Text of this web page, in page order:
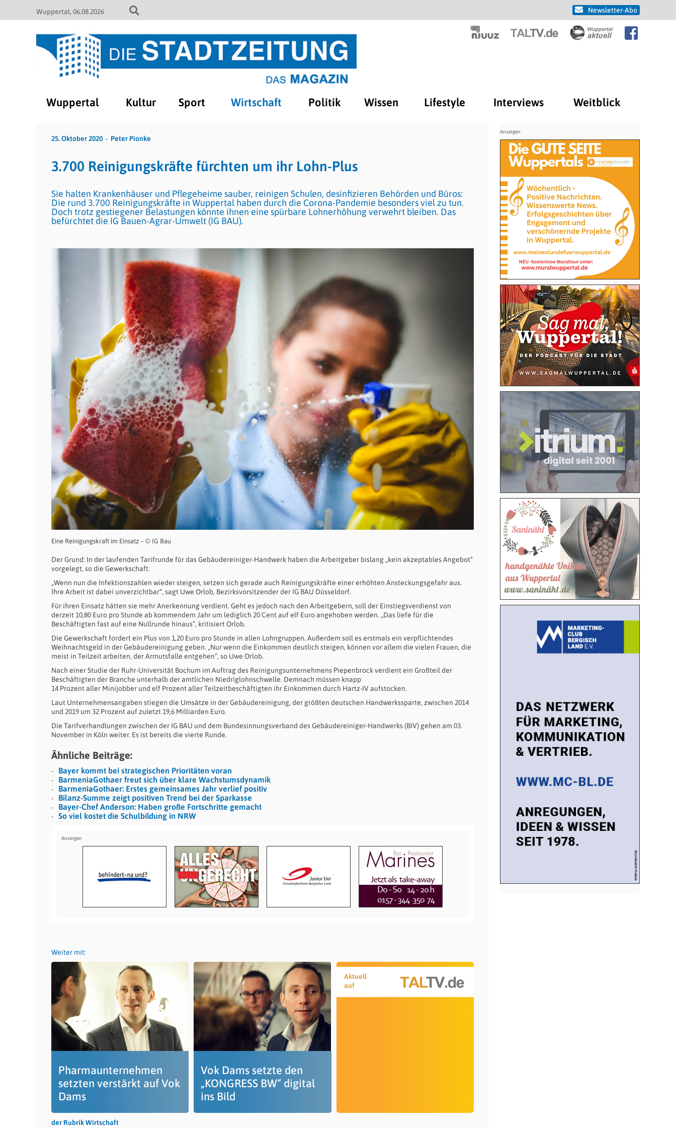
Wuppertal 06.08.2026 Newsletter-Abo
Wuppertal Kultur Sport Wirtschaft Politik Wissen Lifestyle Interviews Weitblick
25. Oktober 2020 Peter Pionke
3.700 Reinigungskräfte fürchten um ihr Lohn-Plus
Sie halten Krankenhäuser und Pflegeheime sauber, reinigen Schulen, desinfizieren Behörden und Büros:
Die rund 3.700 Reinigungskräfte in Wuppertal haben durch die Corona-Pandemie besonders viel zu tun.
Doch trotz gestiegener Belastungen könnte ihnen eine spürbare Lohnerhöhung verwehrt bleiben. Das
befürchtet die IG Bauen-Agrar-Umwelt (IG BAU).
Eine Reinigungskraft im Einsatz – © IG Bau
Der Grund: In der laufenden Tarifrunde für das Gebäudereiniger-Handwerk haben die Arbeitgeber bislang „kein akzeptables Angebot“
vorgelegt, so die Gewerkschaft.
„Wenn nun die Infektionszahlen wieder steigen, setzen sich gerade auch Reinigungskräfte einer erhöhten Ansteckungsgefahr aus.
Ihre Arbeit ist dabei unverzichtbar“, sagt Uwe Orlob, Bezirksvorsitzender der IG BAU Düsseldorf.
Für ihren Einsatz hätten sie mehr Anerkennung verdient. Geht es jedoch nach den Arbeitgebern, soll der Einstiegsverdienst von
derzeit 10,80 Euro pro Stunde ab kommendem Jahr um lediglich 20 Cent auf elf Euro angehoben werden. „Das liefe für die
Beschäftigten fast auf eine Nullrunde hinaus“, kritisiert Orlob.
Die Gewerkschaft fordert ein Plus von 1,20 Euro pro Stunde in allen Lohngruppen. Außerdem soll es erstmals ein verpflichtendes
Weihnachtsgeld in der Gebäudereinigung geben. „Nur wenn die Einkommen deutlich steigen, können vor allem die vielen Frauen, die
meist in Teilzeit arbeiten, der Armutsfalle entgehen“, so Uwe Orlob.
Nach einer Studie der Ruhr-Universität Bochum im Auftrag des Reinigungsunternehmens Piepenbrock verdient ein Großteil der
Beschäftigten der Branche unterhalb der amtlichen Niedriglohnschwelle. Demnach müssen knapp
14 Prozent aller Minijobber und elf Prozent aller Teilzeitbeschäftigten ihr Einkommen durch Hartz-IV aufstocken.
Laut Unternehmensangaben stiegen die Umsätze in der Gebäudereinigung, der größten deutschen Handwerkssparte, zwischen 2014
und 2019 um 32 Prozent auf zuletzt 19,6 Milliarden Euro.
Die Tarifverhandlungen zwischen der IG BAU und dem Bundesinnungsverband des Gebäudereiniger-Handwerks (BIV) gehen am 03.
November in Köln weiter. Es ist bereits die vierte Runde.
Ähnliche Beiträge:
Bayer kommt bei strategischen Prioritäten voran
BarmeniaGothaer freut sich über klare Wachstumsdynamik
BarmeniaGothaer: Erstes gemeinsames Jahr verlief positiv
Bilanz-Summe zeigt positiven Trend bei der Sparkasse
Bayer-Chef Anderson: Haben große Fortschritte gemacht
So viel kostet die Schulbildung in NRW
Weiter mit:
Pharmaunternehmen
setzten verstärkt auf Vok
Dams
Vok Dams setzte den
„KONGRESS BW“ digital
ins Bild
Aktuell
auf
der Rubrik Wirtschaft